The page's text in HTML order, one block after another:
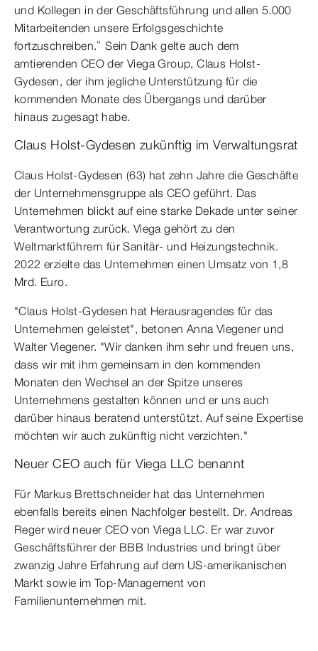
und Kollegen in der Geschäftsführung und allen 5.000
Mitarbeitenden unsere Erfolgsgeschichte
fortzuschreiben.“ Sein Dank gelte auch dem
amtierenden CEO der Viega Group, Claus Holst-
Gydesen, der ihm jegliche Unterstützung für die
kommenden Monate des Übergangs und darüber
hinaus zugesagt habe.
Claus Holst-Gydesen zukünftig im Verwaltungsrat
Claus Holst-Gydesen (63) hat zehn Jahre die Geschäfte
der Unternehmensgruppe als CEO geführt. Das
Unternehmen blickt auf eine starke Dekade unter seiner
Verantwortung zurück. Viega gehört zu den
Weltmarktführern für Sanitär- und Heizungstechnik.
2022 erzielte das Unternehmen einen Umsatz von 1,8
Mrd. Euro.
"Claus Holst-Gydesen hat Herausragendes für das
Unternehmen geleistet", betonen Anna Viegener und
Walter Viegener. "Wir danken ihm sehr und freuen uns,
dass wir mit ihm gemeinsam in den kommenden
Monaten den Wechsel an der Spitze unseres
Unternehmens gestalten können und er uns auch
darüber hinaus beratend unterstützt. Auf seine Expertise
möchten wir auch zukünftig nicht verzichten."
Neuer CEO auch für Viega LLC benannt
Für Markus Brettschneider hat das Unternehmen
ebenfalls bereits einen Nachfolger bestellt. Dr. Andreas
Reger wird neuer CEO von Viega LLC. Er war zuvor
Geschäftsführer der BBB Industries und bringt über
zwanzig Jahre Erfahrung auf dem US-amerikanischen
Markt sowie im Top-Management von
Familienunternehmen mit.